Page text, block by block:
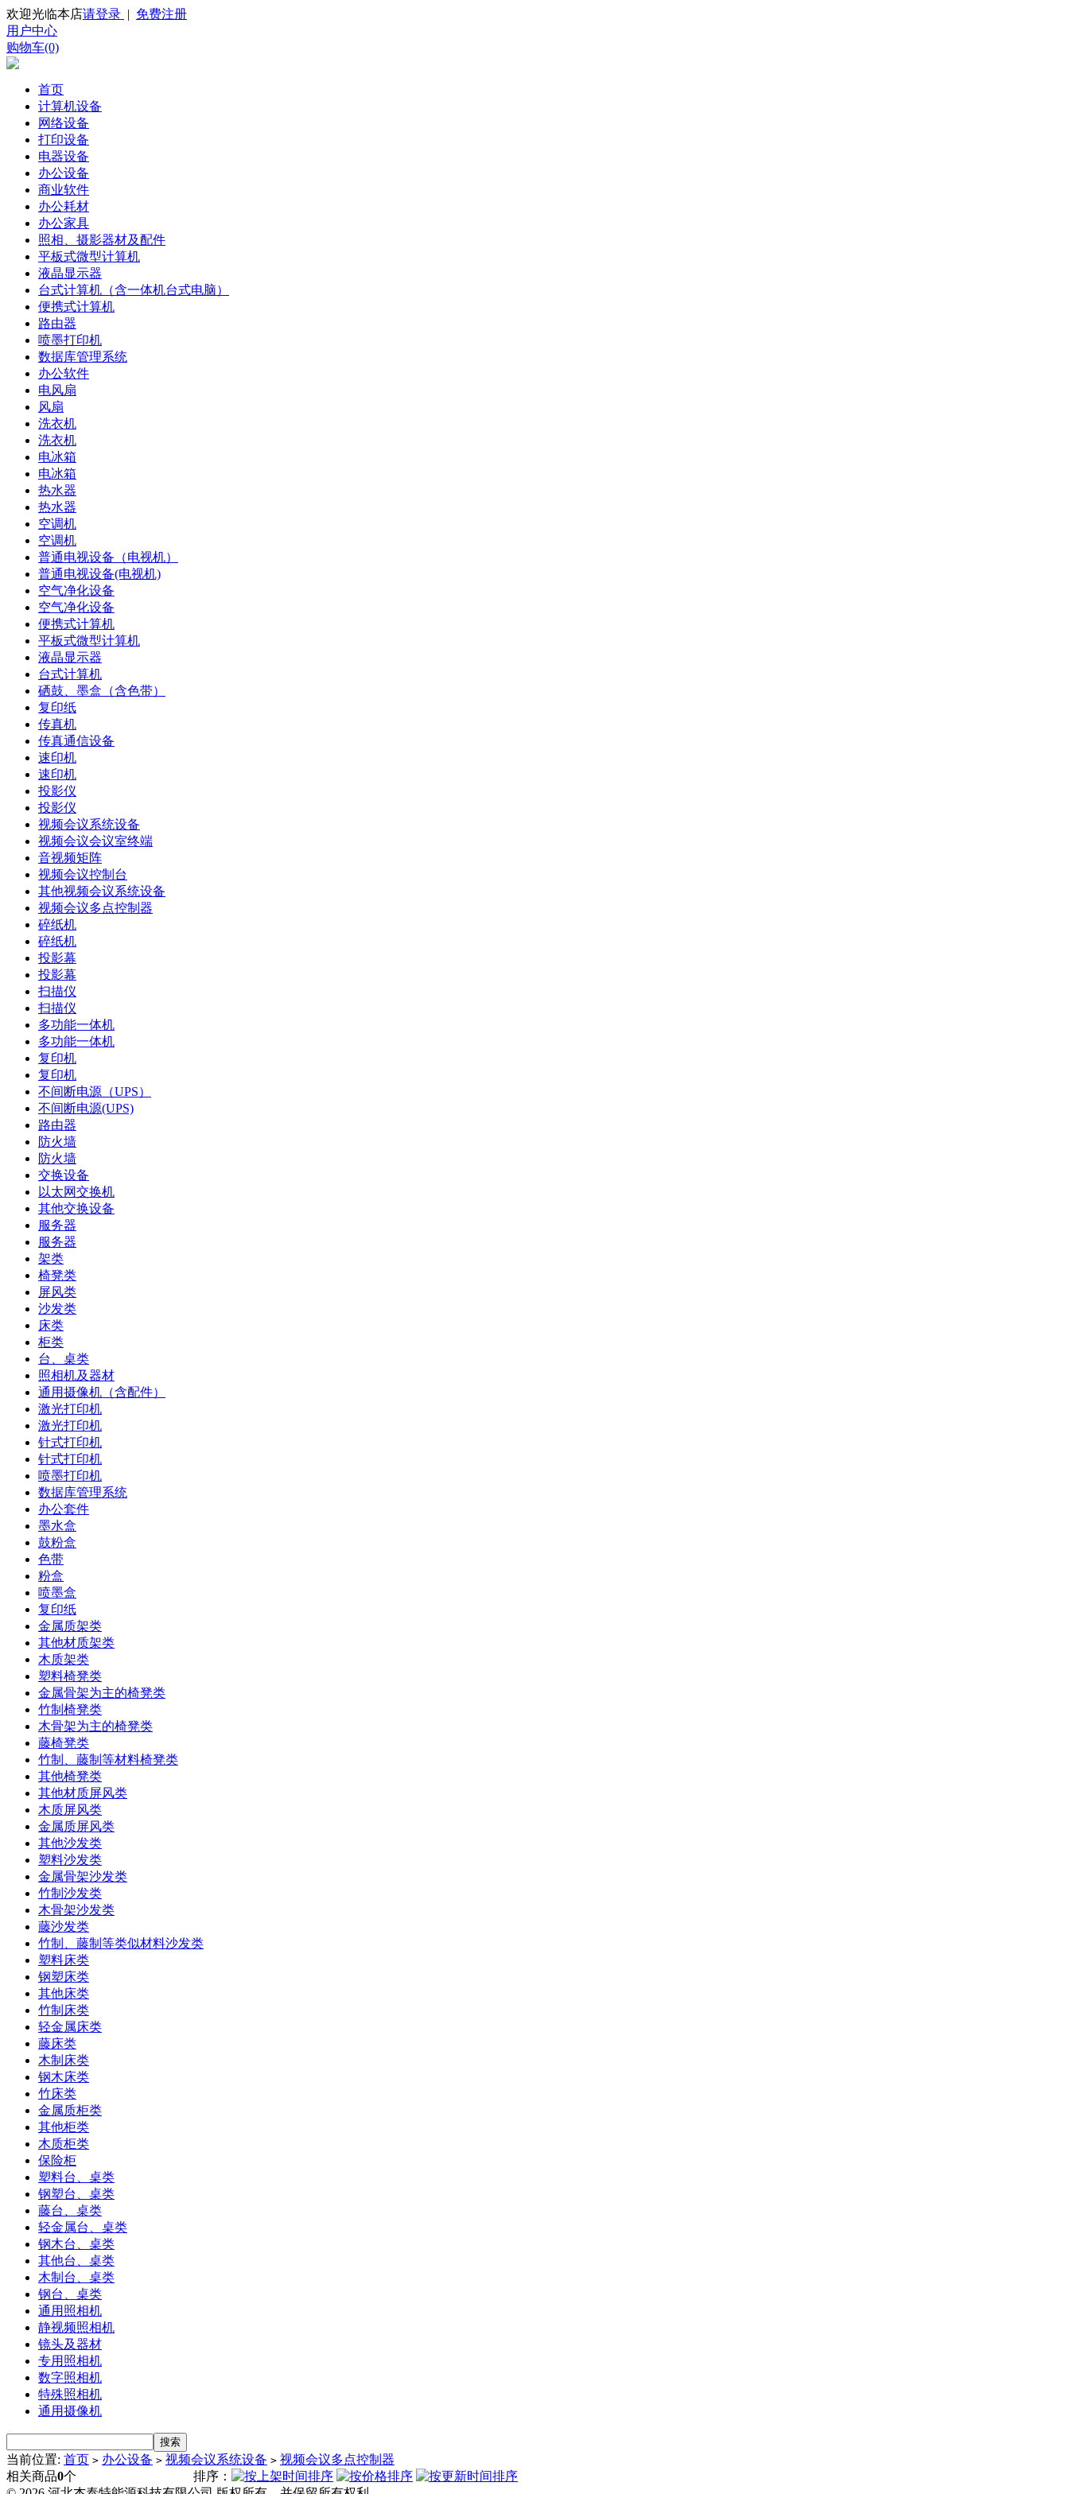
欢迎光临本店请登录 | 免费注册
用户中心
购物车(0)
首页
计算机设备
网络设备
打印设备
电器设备
办公设备
商业软件
办公耗材
办公家具
照相、摄影器材及配件
平板式微型计算机
液晶显示器
台式计算机（含一体机台式电脑）
便携式计算机
路由器
喷墨打印机
数据库管理系统
办公软件
电风扇
风扇
洗衣机
洗衣机
电冰箱
电冰箱
热水器
热水器
空调机
空调机
普通电视设备（电视机）
普通电视设备(电视机)
空气净化设备
空气净化设备
便携式计算机
平板式微型计算机
液晶显示器
台式计算机
硒鼓、墨盒（含色带）
复印纸
传真机
传真通信设备
速印机
速印机
投影仪
投影仪
视频会议系统设备
视频会议会议室终端
音视频矩阵
视频会议控制台
其他视频会议系统设备
视频会议多点控制器
碎纸机
碎纸机
投影幕
投影幕
扫描仪
扫描仪
多功能一体机
多功能一体机
复印机
复印机
不间断电源（UPS）
不间断电源(UPS)
路由器
防火墙
防火墙
交换设备
以太网交换机
其他交换设备
服务器
服务器
架类
椅凳类
屏风类
沙发类
床类
柜类
台、桌类
照相机及器材
通用摄像机（含配件）
激光打印机
激光打印机
针式打印机
针式打印机
喷墨打印机
数据库管理系统
办公套件
墨水盒
鼓粉盒
色带
粉盒
喷墨盒
复印纸
金属质架类
其他材质架类
木质架类
塑料椅凳类
金属骨架为主的椅凳类
竹制椅凳类
木骨架为主的椅凳类
藤椅凳类
竹制、藤制等材料椅凳类
其他椅凳类
其他材质屏风类
木质屏风类
金属质屏风类
其他沙发类
塑料沙发类
金属骨架沙发类
竹制沙发类
木骨架沙发类
藤沙发类
竹制、藤制等类似材料沙发类
塑料床类
钢塑床类
其他床类
竹制床类
轻金属床类
藤床类
木制床类
钢木床类
竹床类
金属质柜类
其他柜类
木质柜类
保险柜
塑料台、桌类
钢塑台、桌类
藤台、桌类
轻金属台、桌类
钢木台、桌类
其他台、桌类
木制台、桌类
钢台、桌类
通用照相机
静视频照相机
镜头及器材
专用照相机
数字照相机
特殊照相机
通用摄像机
当前位置: 首页 > 办公设备 > 视频会议系统设备 > 视频会议多点控制器
相关商品0个
排序：